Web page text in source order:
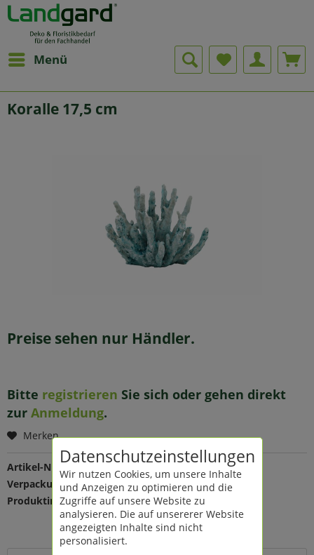
Menü
Koralle 17,5 cm
Preise sehen nur Händler.
Bitte registrieren Sie sich oder gehen direkt
zur Anmeldung.
Merken
Artikel-Nr.:
200703
Verpackungseinheit:
1 St
Produktinfo:
Farbe: blau
Maße: L 17,5 B 10,5 H 13,5 cm
Material: Polyresin
Datenschutzeinstellungen
Wir nutzen Cookies, um unsere Inhalte
und Anzeigen zu optimieren und die
Zugriffe auf unsere Website zu
analysieren. Die auf unsererer Website
angezeigten Inhalte sind nicht
personalisiert.